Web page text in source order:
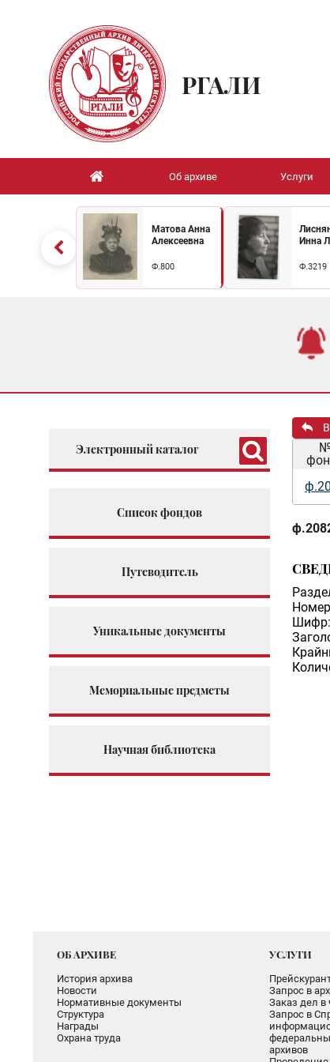
РГАЛИ
Об архиве Услуги
Матова Анна
Алексеевна
Ф.800
Инна
Ф.3219
Электронный каталог
Список фондов
Путеводитель
Уникальные документы
Мемориальные предметы
Научная библиотека
Шифр:
ОБ АРХИВЕ
История архива
Новости
Нормативные документы
Структура
Награды
Охрана труда
УСЛУГИ
Запрос в
Заказ дел в
Запрос в
архивов